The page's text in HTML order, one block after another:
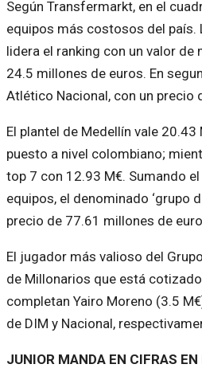
Según Transfermarkt, en el
equipos más costosos del país.
lidera el ranking con un valor de
24.5 millones de euros. En
Atlético Nacional, con un precio
El plantel de Medellín vale 20.43
puesto a nivel colombiano;
top 7 con 12.93 M€. Sumando
equipos, el denominado ‘grupo
precio de 77.61 millones de
El jugador más valioso del
de Millonarios que está
completan Yairo Moreno (3.5
de DIM y Nacional,
JUNIOR MANDA EN CIFRAS EN